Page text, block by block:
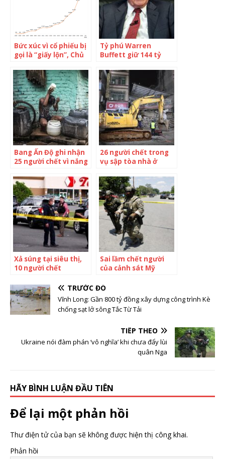
Bức xúc vì cổ phiếu bị
gọi là “giấy lộn”, Chủ
tuyên bố: Tôi là
người sống chết vì
Hòa Phát! Với quy mô
Hòa Phát, buộc phải
có 20-30 nghìn tỷ
‘tiền lỏng’ để đảm bảo
an toàn
Tỷ phú Warren
Buffett giữ 144 tỷ
– Lý do khiến ai cũng
thán phục: Quả là
“gừng càng già càng
cay”
Bang Ấn Độ ghi nhận
25 người chết vì nắng
26 người chết trong
vụ sập tòa nhà ở
Xả súng tại siêu thị,
10 người chết
Sai lầm chết người
của cảnh sát Mỹ
trường học
TRƯỚC ĐÓ
Vĩnh Long: Gần 800 tỷ đồng xây dựng công trình Kè
chống sạt lở sông Tắc Từ Tải
TIẾP THEO
Ukraine nói đàm phán ‘vô nghĩa’ khi chưa đẩy lùi
quân Nga
HÃY BÌNH LUẬN ĐẦU TIÊN
Để lại một phản hồi
Thư điện tử của bạn sẽ không được hiện thị công khai.
Phản hồi